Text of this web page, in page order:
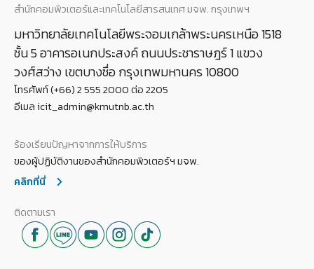
สำนักคอมพิวเตอร์และเทคโนโลยีสารสนเทศ มจพ. กรุงเทพฯ
มหาวิทยาลัยเทคโนโลยีพระจอมเกล้าพระนครเหนือ 1518
ชั้น 5 อาคารอเนกประสงค์ ถนนประชาราษฎร์ 1 แขวง
วงศ์สว่าง เขตบางซื่อ กรุงเทพมหานคร 10800
โทรศัพท์ (+66) 2 555 2000 ต่อ 2205
อีเมล icit_admin@kmutnb.ac.th
ร้องเรียนปัญหาจากการให้บริการ
ของผู้ปฏิบัติงานของสำนักคอมพิวเตอร์ฯ มจพ.
คลิกที่นี่
ติดตามเรา